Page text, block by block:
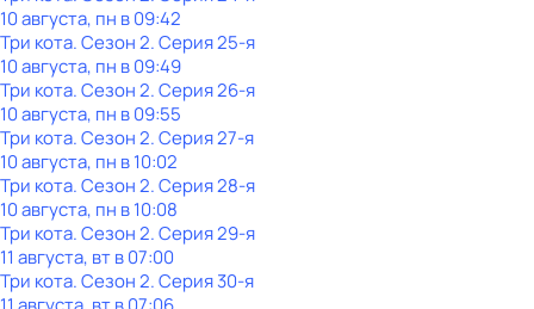
10 августа, пн в 09:42
Три кота. Сезон 2. Серия 25-я
10 августа, пн в 09:49
Три кота. Сезон 2. Серия 26-я
10 августа, пн в 09:55
Три кота. Сезон 2. Серия 27-я
10 августа, пн в 10:02
Три кота. Сезон 2. Серия 28-я
10 августа, пн в 10:08
Три кота. Сезон 2. Серия 29-я
11 августа, вт в 07:00
Три кота. Сезон 2. Серия 30-я